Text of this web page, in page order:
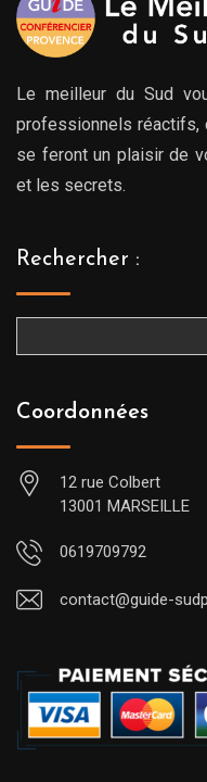
Le meilleur du Sud
professionnels réactifs,
se feront un plaisir de
et les secrets.
Rechercher :
Coordonnées
12 rue Colbert
13001 MARSEILLE
0619709792
contact@guide-